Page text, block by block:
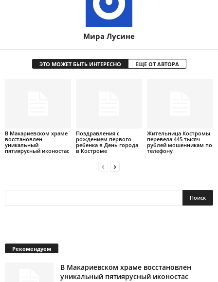
Мира Лусине
ЭТО МОЖЕТ БЫТЬ ИНТЕРЕСНО ЕЩЕ ОТ АВТОРА
В Макариевском храме
восстановлен
уникальный
пятиярусный иконостас
Поздравления с
рождением первого
ребенка в День города
в Костроме
Жительница Костромы
перевела 445 тысяч
рублей мошенникам по
телефону
Рекомендуем
В Макариевском храме восстановлен
уникальный пятиярусный иконостас